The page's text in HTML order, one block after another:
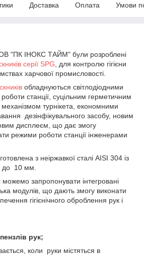
Доставка Оплата Умови
"ПК ІНОКС ТАЙМ" були розроблені
серії SPG , для контролю гігієни
харчової промисловості.
обладнуються світлодіодними
станції, суцільним герметичним
турнікета, економними
дезінфікувального засобу, новим
дисплеєм, що дає змогу
режими роботи станції інженерами
з неіржавкої сталі AISI 304 із
до 10 мм.
запропонувати інтегровані
модулів, що дають змогу виконати
гігієнічного оброблення рук і
рук;
коли руки містяться в